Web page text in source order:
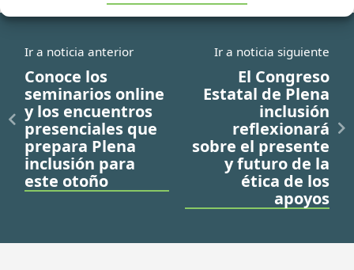
Ir a noticia anterior
Conoce los
seminarios online
y los encuentros
presenciales que
prepara Plena
inclusión para
este otoño
Ir a noticia siguiente
El Congreso
Estatal de Plena
inclusión
reflexionará
sobre el presente
y futuro de la
ética de los
apoyos